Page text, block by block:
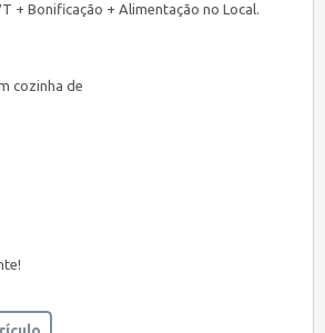
+ Bonificação + Alimentação no Local.
cozinha de